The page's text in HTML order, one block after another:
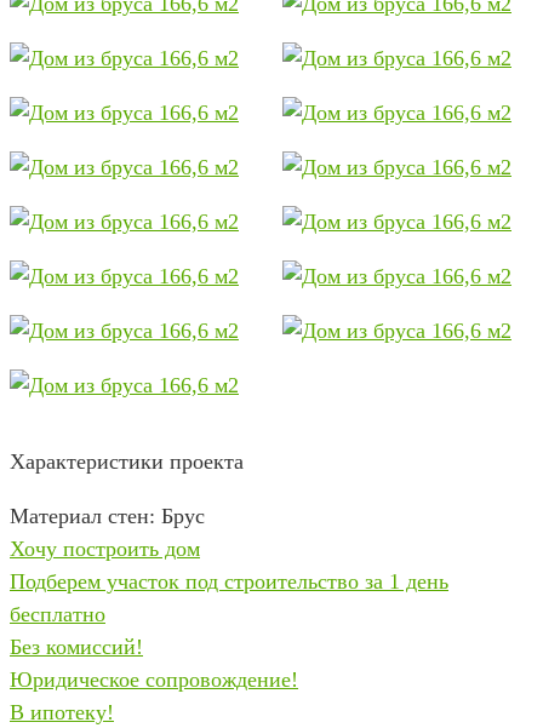
Характеристики проекта
Материал стен: Брус
Хочу построить дом
Подберем участок под строительство за 1 день
бесплатно
Без комиссий!
Юридическое сопровождение!
В ипотеку!